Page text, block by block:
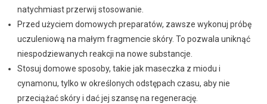
natychmiast przerwij stosowanie.
Przed użyciem domowych preparatów, zawsze wykonuj próbę
uczuleniową na małym fragmencie skóry. To pozwala uniknąć
niespodziewanych reakcji na nowe substancje.
Stosuj domowe sposoby, takie jak maseczka z miodu i
cynamonu, tylko w określonych odstępach czasu, aby nie
przeciążać skóry i dać jej szansę na regenerację.